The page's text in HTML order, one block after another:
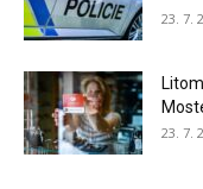
23. 7.
23. 7.